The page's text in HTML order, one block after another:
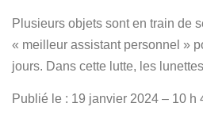
Plusieurs objets sont en train de
« meilleur assistant personnel »
jours. Dans cette lutte, les
Publié le : 19 janvier 2024 – 10 h